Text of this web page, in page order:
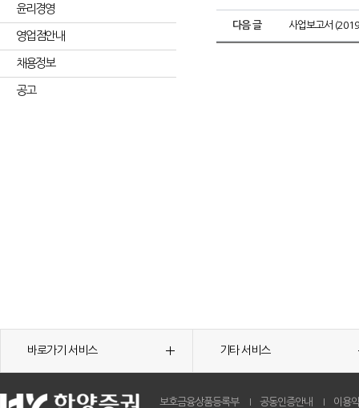
윤리경영
영업점안내
채용정보
공고
다음 글 사업보고서
바로가기 서비스 기타 서비스
보호금융상품등록부 공동인증안내 이용